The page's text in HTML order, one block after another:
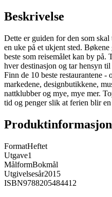
Beskrivelse
Dette er guiden for den som
en uke på et ukjent sted.
beste som reisemålet kan by på.
hver destinasjon og tar hensyn
Finn de 10 beste restaurantene -
markedene, designbutikkene,
nattklubber og mye, mye mer.
tid og penger slik at ferien blir en
Produktinformasjon
FormatHeftet
Utgave1
MålformBokmål
Utgivelsesår2015
ISBN9788205484412